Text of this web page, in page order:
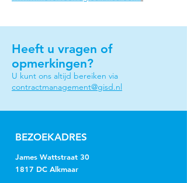
Heeft u vragen of
opmerkingen?
U kunt ons altijd bereiken via
contractmanagement@gisd.nl
BEZOEKADRES
James Wattstraat 30
1817 DC Alkmaar